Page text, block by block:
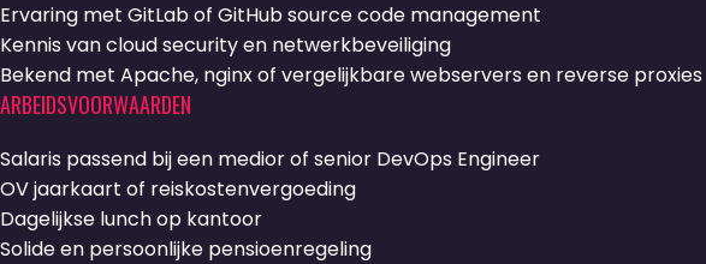
Ervaring met GitLab of GitHub source code management
Kennis van cloud security en netwerkbeveiliging
Bekend met Apache, nginx of vergelijkbare webservers en reverse proxies
ARBEIDSVOORWAARDEN
Salaris passend bij een medior of senior DevOps Engineer
OV jaarkaart of reiskostenvergoeding
Dagelijkse lunch op kantoor
Solide en persoonlijke pensioenregeling